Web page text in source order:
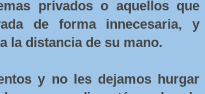
privados o aquellos que
de forma innecesaria, y
la distancia de su mano.
y no les dejamos hurgar